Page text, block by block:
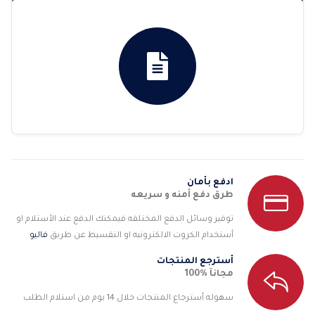
ادفع بأمان
طرق دفع أمنه و سريعه
توفير وسائل الدفع المختلفه فيمكنك الدفع عند الأستلام او
أستخدام الكروت الالكترونيه او التقسيط عن طريق فاليو
أسترجع المنتجات
مجانآ %100
سهوله أسترجاع المنتجات خلال 14 يوم من استلام الطلب